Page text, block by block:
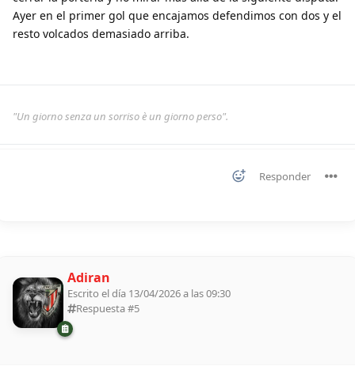
Ayer en el primer gol que encajamos defendimos con dos y el
resto volcados demasiado arriba.
"Un giorno senza un sorriso è un giorno perso".
Responder
Adiran
Escrito el día 13/04/2026 a las 09:30
Respuesta #5